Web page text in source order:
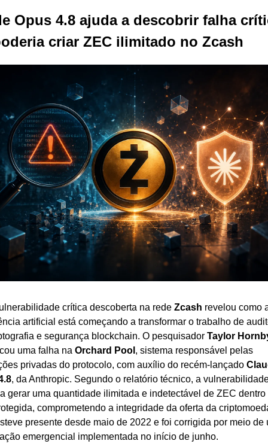
Opus 4.8 ajuda a descobrir falha
criar ZEC ilimitado no Zcash
crítica descoberta na rede Zcash revelou como
artificial está começando a transformar o trabalho de
e segurança blockchain. O pesquisador Taylor
uma falha na Orchard Pool , sistema responsável pelas
privadas do protocolo, com auxílio do recém-lançado
, da Anthropic. Segundo o relatório técnico, a
gerar uma quantidade ilimitada e indetectável de ZEC dentro
comprometendo a integridade da oferta da
presente desde maio de 2022 e foi corrigida por meio de
emergencial implementada no início de junho.